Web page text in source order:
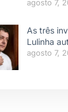
agosto 7,
As três
Lulinha
agosto 7,